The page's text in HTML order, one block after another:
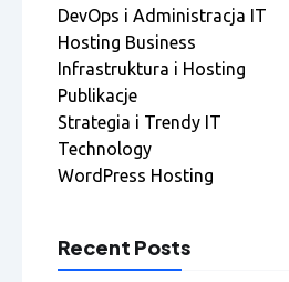
DevOps i Administracja IT
Hosting Business
Infrastruktura i Hosting
Publikacje
Strategia i Trendy IT
Technology
WordPress Hosting
Recent Posts